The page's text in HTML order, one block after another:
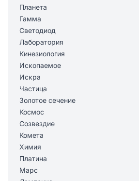
Планета
Гамма
Светодиод
Лаборатория
Кинезиология
Ископаемое
Искра
Частица
Золотое сечение
Космос
Созвездие
Комета
Химия
Платина
Марс